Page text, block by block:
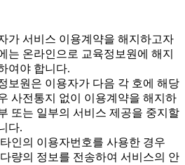
가 서비스 이용계약을 해지하고자
는 온라인으로 교육정보원에 해지
여야 합니다.
보원은 이용자가 다음 각 호에 해당
사전통지 없이 이용계약을 해지하
또는 일부의 서비스 제공을 중지할
다.
인의 이용자번호를 사용한 경우
량의 정보를 전송하여 서비스의 안